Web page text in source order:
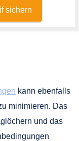
sichern
kann ebenfalls
minimieren. Das
und das